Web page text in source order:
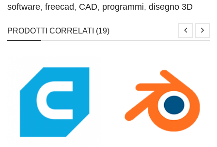
software, freecad, CAD, programmi, disegno 3D
PRODOTTI CORRELATI (19)